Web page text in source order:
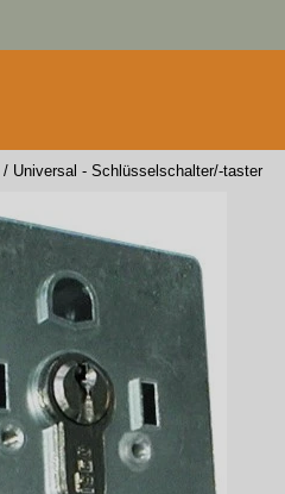
/ Universal - Schlüsselschalter/-taster